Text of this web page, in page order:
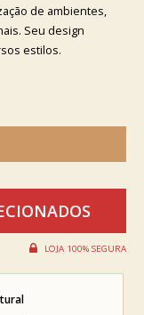
de ambientes,
Seu design
estilos.